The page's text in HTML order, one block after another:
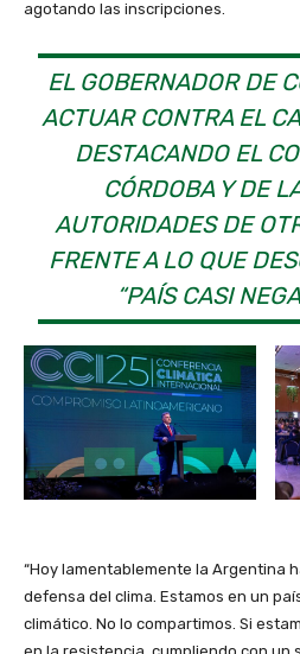
agotando las inscripciones.
EL GOBERNADOR DE
ACTUAR CONTRA EL
DESTACANDO EL
CÓRDOBA Y DE
AUTORIDADES DE
FRENTE A LO QUE
“PAÍS CASI
“Hoy lamentablemente la Argentina
defensa del clima. Estamos en un
climático. No lo compartimos. Si